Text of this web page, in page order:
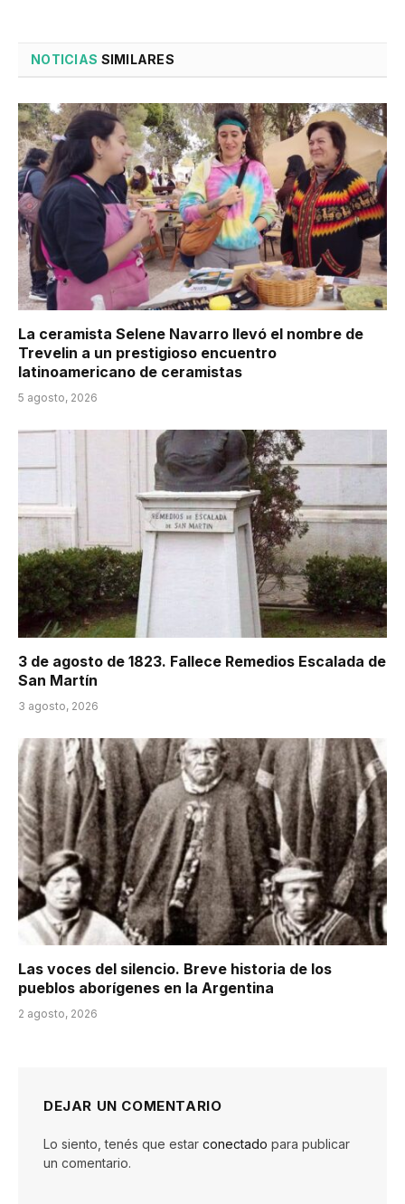
NOTICIAS SIMILARES
La ceramista Selene Navarro llevó el nombre de
Trevelin a un prestigioso encuentro
latinoamericano de ceramistas
5 agosto, 2026
3 de agosto de 1823. Fallece Remedios Escalada de
San Martín
3 agosto, 2026
Las voces del silencio. Breve historia de los
pueblos aborígenes en la Argentina
2 agosto, 2026
DEJAR UN COMENTARIO
Lo siento, tenés que estar conectado para publicar
un comentario.